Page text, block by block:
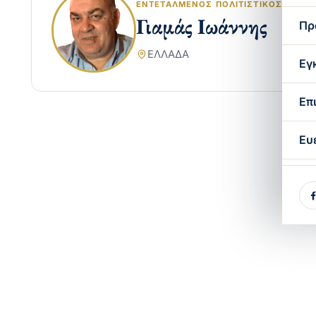
ΕΝΤΕΤΑΛΜΈΝΟΣ ΠΟΛΙΤΙΣΤΙΚΌΣ
Γιαμάς Ιωάννης
ΕΛΛΑΔΑ